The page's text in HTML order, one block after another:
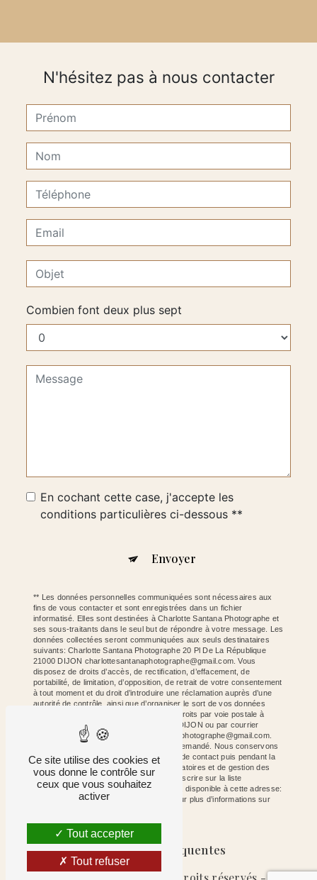
N'hésitez pas à nous contacter
Combien font deux plus sept
En cochant cette case, j'accepte les
conditions particulières ci-dessous **
Envoyer
** Les données personnelles communiquées sont nécessaires aux
fins de vous contacter et sont enregistrées dans un fichier
informatisé. Elles sont destinées à Charlotte Santana Photographe et
ses sous-traitants dans le seul but de répondre à votre message. Les
données collectées seront communiquées aux seuls destinataires
suivants: Charlotte Santana Photographe 20 Pl De La République
21000 DIJON charlottesantanaphotographe@gmail.com. Vous
disposez de droits d’accès, de rectification, d’effacement, de
portabilité, de limitation, d’opposition, de retrait de votre consentement
à tout moment et du droit d’introduire une réclamation auprès d’une
autorité de contrôle, ainsi que d’organiser le sort de vos données
post-mortem. Vous pouvez exercer ces droits par voie postale à
l'adresse 20 Pl De La République 21000 DIJON ou par courrier
électronique à l'adresse charlottesantanaphotographe@gmail.com.
Un justificatif d'identité pourra vous être demandé. Nous conservons
vos données pendant la période de prise de contact puis pendant la
durée de prescription légale aux fins probatoires et de gestion des
contentieux. Vous avez le droit de vous inscrire sur la liste
d'opposition au démarchage téléphonique, disponible à cette adresse:
Bloctel.gouv.fr. Consultez le site cnil.fr pour plus d’informations sur
Recherches fréquentes
Ce site utilise des cookies et
vous donne le contrôle sur
ceux que vous souhaitez
activer
Tout accepter
Tout refuser